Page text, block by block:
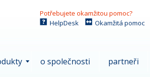
Potřebujete okamžitou pomoc?
HelpDesk
Okamžitá pomoc
o společnosti partneři